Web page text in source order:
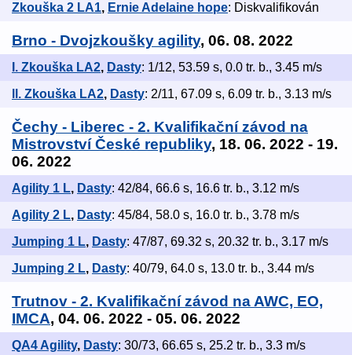
Zkouška 2 LA1, Ernie Adelaine hope: Diskvalifikován
Brno - Dvojzkoušky agility, 06. 08. 2022
I. Zkouška LA2, Dasty: 1/12, 53.59 s, 0.0 tr. b., 3.45 m/s
ll. Zkouška LA2, Dasty: 2/11, 67.09 s, 6.09 tr. b., 3.13 m/s
Čechy - Liberec - 2. Kvalifikační závod na
Mistrovství České republiky, 18. 06. 2022 - 19.
06. 2022
Agility 1 L, Dasty: 42/84, 66.6 s, 16.6 tr. b., 3.12 m/s
Agility 2 L, Dasty: 45/84, 58.0 s, 16.0 tr. b., 3.78 m/s
Jumping 1 L, Dasty: 47/87, 69.32 s, 20.32 tr. b., 3.17 m/s
Jumping 2 L, Dasty: 40/79, 64.0 s, 13.0 tr. b., 3.44 m/s
Trutnov - 2. Kvalifikační závod na AWC, EO,
IMCA, 04. 06. 2022 - 05. 06. 2022
QA4 Agility, Dasty: 30/73, 66.65 s, 25.2 tr. b., 3.3 m/s